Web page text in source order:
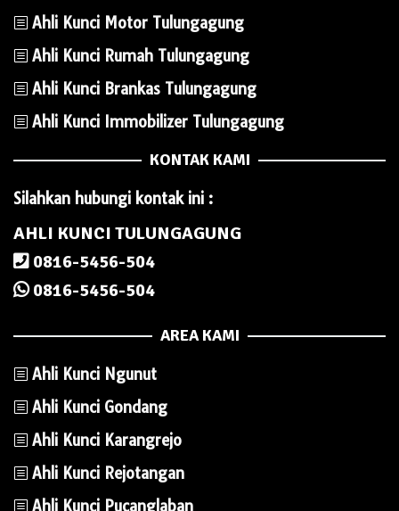
Ahli Kunci Motor Tulungagung
Ahli Kunci Rumah Tulungagung
Ahli Kunci Brankas Tulungagung
Ahli Kunci Immobilizer Tulungagung
KONTAK KAMI
Silahkan hubungi kontak ini :
AHLI KUNCI TULUNGAGUNG
0816-5456-504
0816-5456-504
AREA KAMI
Ahli Kunci Ngunut
Ahli Kunci Gondang
Ahli Kunci Karangrejo
Ahli Kunci Rejotangan
Ahli Kunci Pucanglaban